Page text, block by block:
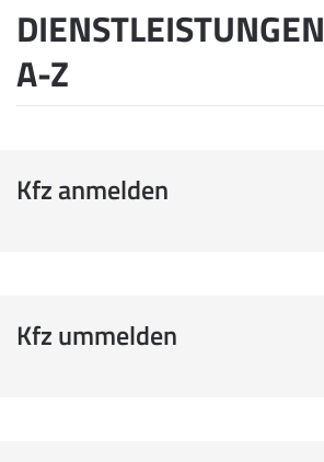
DIENSTLEISTUNGEN
A-Z
Kfz anmelden
Kfz ummelden